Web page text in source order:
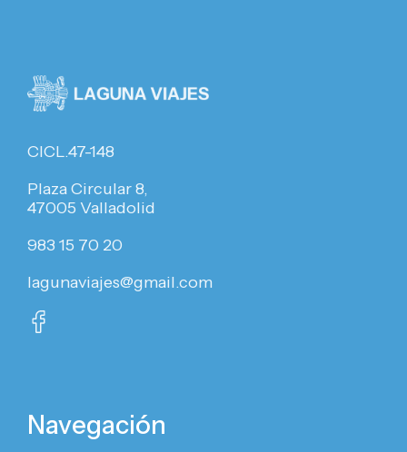
CICL.47-148
Plaza Circular 8,
47005 Valladolid
983 15 70 20
lagunaviajes@gmail.com
Navegación